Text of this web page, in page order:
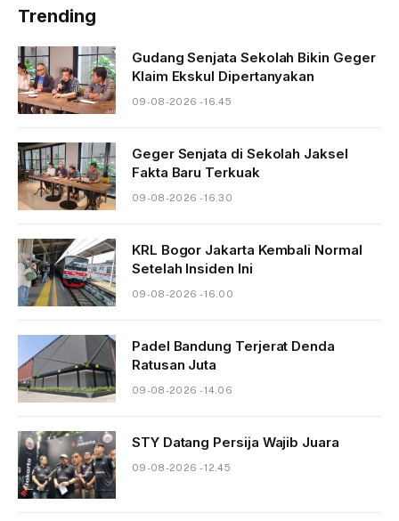
Trending
Gudang Senjata Sekolah Bikin Geger
Klaim Ekskul Dipertanyakan
09-08-2026 - 16.45
Geger Senjata di Sekolah Jaksel
Fakta Baru Terkuak
09-08-2026 - 16.30
KRL Bogor Jakarta Kembali Normal
Setelah Insiden Ini
09-08-2026 - 16.00
Padel Bandung Terjerat Denda
Ratusan Juta
09-08-2026 - 14.06
STY Datang Persija Wajib Juara
09-08-2026 - 12.45